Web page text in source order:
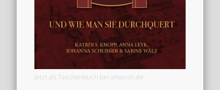
Jetzt als Taschenbuch bei amazon.de